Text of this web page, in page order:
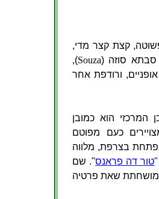
פשוטה, קצת קצר מדי,
סבתא סוזה (Souza
),
ורודפת אחר
המרכזי הוא כמובן
כעם מפוטם
בצרפת, מלווה
טור דה פראנס". שם
מושחתת שאת פרטיה